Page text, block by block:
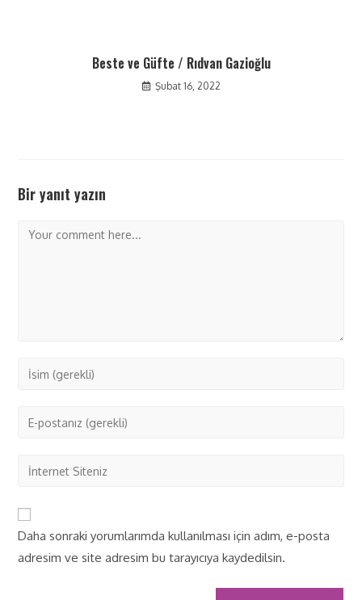
Beste ve Güfte / Rıdvan Gazioğlu
Şubat 16, 2022
Bir yanıt yazın
Daha sonraki yorumlarımda kullanılması için adım, e-posta
adresim ve site adresim bu tarayıcıya kaydedilsin.